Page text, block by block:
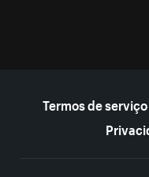
Termos de serviço